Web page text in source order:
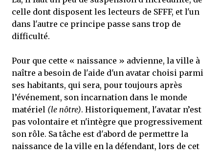
celle dont disposent les lecteurs de SFFF, et l'un
dans l'autre ce principe passe sans trop de
difficulté.
Pour que cette « naissance » advienne, la ville à
naître a besoin de l'aide d'un avatar choisi parmi
ses habitants, qui sera, pour toujours après
l’événement, son incarnation dans le monde
matériel (le nôtre). Historiquement, l'avatar n’est
pas volontaire et n'intègre que progressivement
son rôle. Sa tâche est d'abord de permettre la
naissance de la ville en la défendant, lors de cet